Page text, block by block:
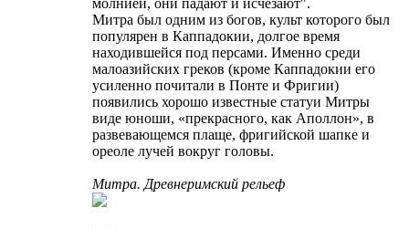
Митра был одним из богов, культ которого был
популярен в Каппадокии, долгое время
находившейся под персами. Именно среди
малоазийских греков (кроме Каппадокии его
усиленно почитали в Понте и Фригии)
появились хорошо известные статуи Митры
виде юноши, «прекрасного, как Аполлон», в
развевающемся плаще, фригийской шапке и
ореоле лучей вокруг головы.
Митра. Древнеримский рельеф